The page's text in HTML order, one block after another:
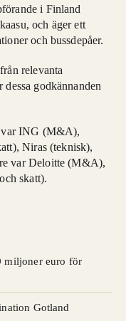
i Finland
och äger ett
och bussdepåer.
relevanta
godkännanden
var ING (M&A),
Niras (teknisk),
var Deloitte (M&A),
skatt).
miljoner euro för
Gotland